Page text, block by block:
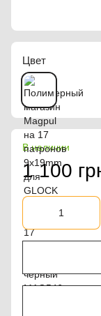
Цвет
В наличии
1 100